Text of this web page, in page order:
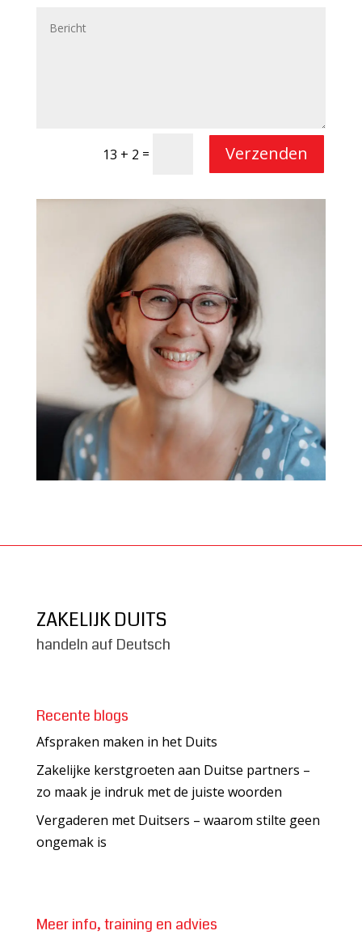
13 + 2 = Verzenden
ZAKELIJK DUITS
handeln auf Deutsch
Recente blogs
Afspraken maken in het Duits
Zakelijke kerstgroeten aan Duitse partners –
zo maak je indruk met de juiste woorden
Vergaderen met Duitsers – waarom stilte geen
ongemak is
Meer info, training en advies